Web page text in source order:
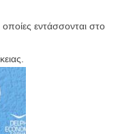
οποίες εντάσσονται στο